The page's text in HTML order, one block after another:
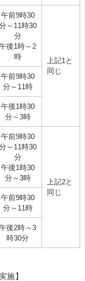
午前9時30
～11時30
分
後1時～2
時
上記1と
同じ
午前9時30
分～11時
午後1時30
分～3時
午前9時30
～11時30
分
午後1時30
分～3時
上記2と
同じ
午前9時30
分～11時
後2時～3
時30分
施】